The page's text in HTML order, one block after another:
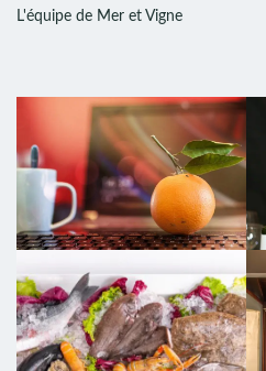
L'équipe de Mer et Vigne